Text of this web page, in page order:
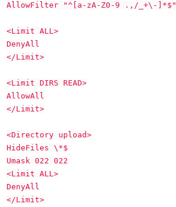
AllowFilter "^[a-zA-Z0-9 .,/_+\-]*$"
<Limit ALL>
DenyAll
</Limit>
<Limit DIRS READ>
AllowAll
</Limit>
<Directory upload>
HideFiles \*$
Umask 022 022
<Limit ALL>
DenyAll
</Limit>